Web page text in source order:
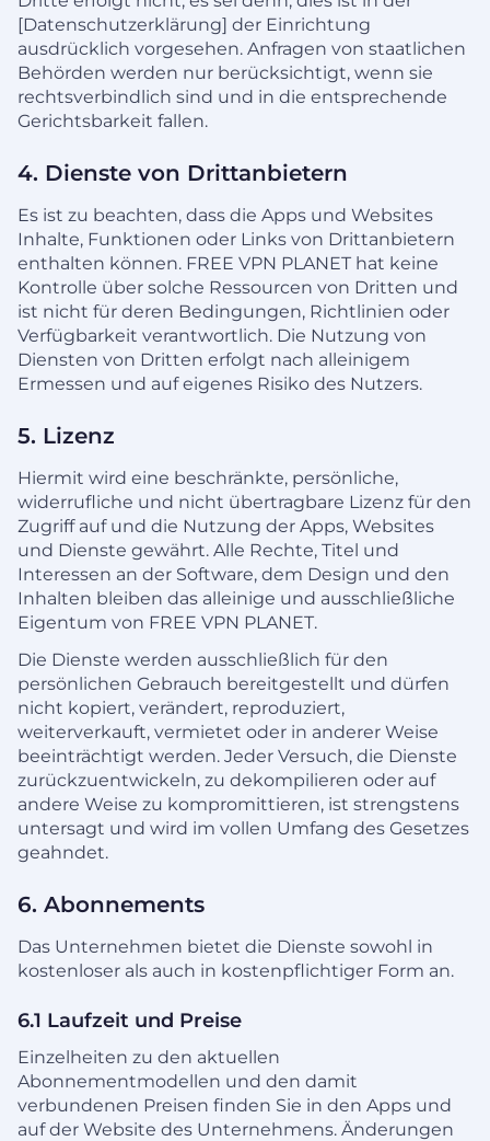
[Datenschutzerklärung] der Einrichtung
ausdrücklich vorgesehen. Anfragen von staatlichen
Behörden werden nur berücksichtigt, wenn sie
rechtsverbindlich sind und in die entsprechende
Gerichtsbarkeit fallen.
4. Dienste von Drittanbietern
Es ist zu beachten, dass die Apps und Websites
Inhalte, Funktionen oder Links von Drittanbietern
enthalten können. FREE VPN PLANET hat keine
Kontrolle über solche Ressourcen von Dritten und
ist nicht für deren Bedingungen, Richtlinien oder
Verfügbarkeit verantwortlich. Die Nutzung von
Diensten von Dritten erfolgt nach alleinigem
Ermessen und auf eigenes Risiko des Nutzers.
5. Lizenz
Hiermit wird eine beschränkte, persönliche,
widerrufliche und nicht übertragbare Lizenz für den
Zugriff auf und die Nutzung der Apps, Websites
und Dienste gewährt. Alle Rechte, Titel und
Interessen an der Software, dem Design und den
Inhalten bleiben das alleinige und ausschließliche
Eigentum von FREE VPN PLANET.
Die Dienste werden ausschließlich für den
persönlichen Gebrauch bereitgestellt und dürfen
nicht kopiert, verändert, reproduziert,
weiterverkauft, vermietet oder in anderer Weise
beeinträchtigt werden. Jeder Versuch, die Dienste
zurückzuentwickeln, zu dekompilieren oder auf
andere Weise zu kompromittieren, ist strengstens
untersagt und wird im vollen Umfang des Gesetzes
geahndet.
6. Abonnements
Das Unternehmen bietet die Dienste sowohl in
kostenloser als auch in kostenpflichtiger Form an.
6.1 Laufzeit und Preise
Einzelheiten zu den aktuellen
Abonnementmodellen und den damit
verbundenen Preisen finden Sie in den Apps und
auf der Website des Unternehmens. Änderungen